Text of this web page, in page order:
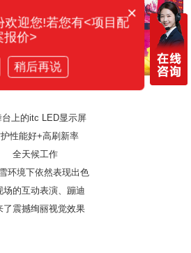
台上的itc LED显示屏
性能好+高刷新率
全天候工作
环境下依然表现出色
场的互动表演、蹦迪
了震撼绚丽视觉效果
×
欢迎您!若您有<项目配
报价>
稍后再说